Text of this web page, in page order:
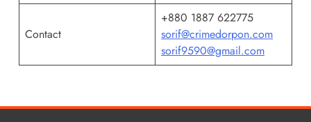
Contact
+880 1887 622775
sorif@crimedorpon.com
sorif9590@gmail.com